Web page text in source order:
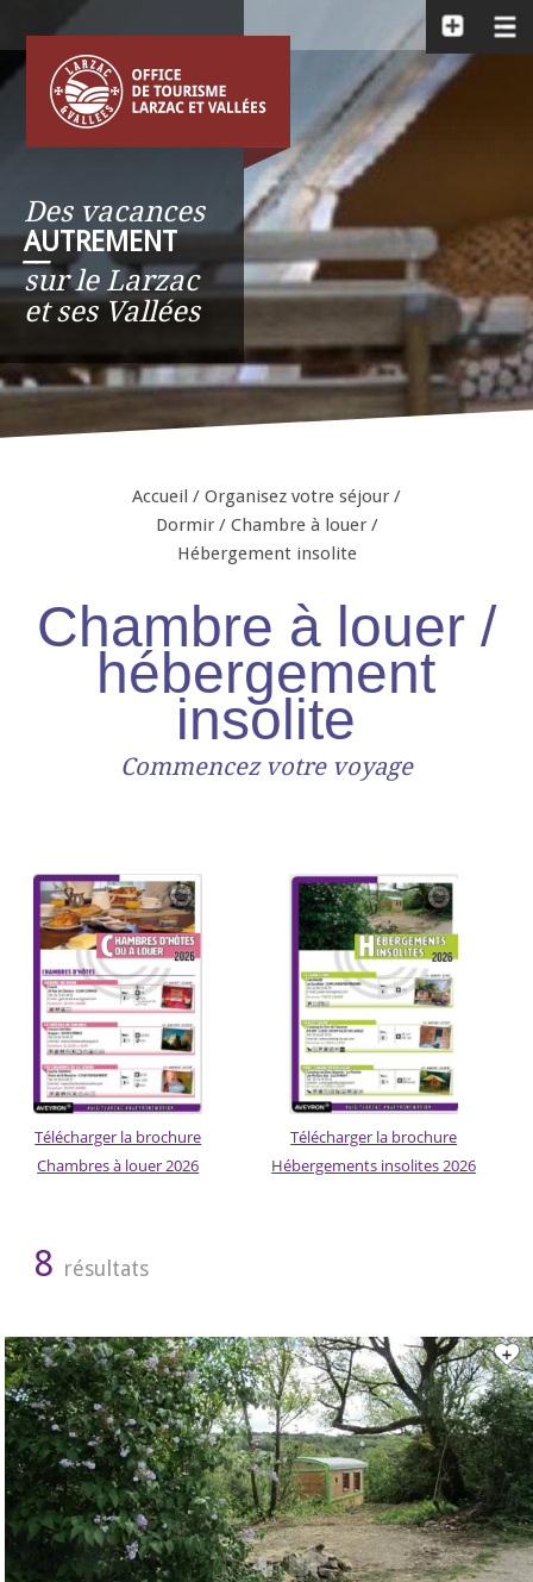
Des vacances
AUTREMENT
__
sur le Larzac
et ses Vallées
Accueil / Organisez votre séjour /
Dormir / Chambre à louer /
Hébergement insolite
Chambre à louer /
hébergement
insolite
Commencez votre voyage
Télécharger la brochure
Chambres à louer 2026
Télécharger la brochure
Hébergements insolites 2026
8 résultats